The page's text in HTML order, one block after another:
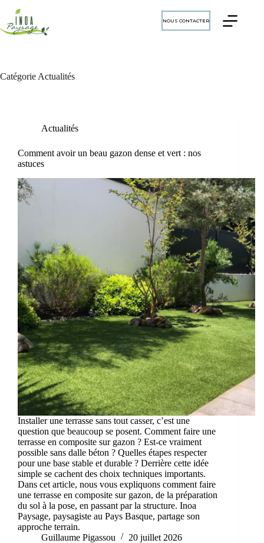
contenu
NOUS CONTACTER
Catégorie Actualités
Actualités
Comment avoir un beau gazon dense et vert : nos
astuces
Installer une terrasse sans tout casser, c’est une
question que beaucoup se posent. Comment faire une
terrasse en composite sur gazon ? Est-ce vraiment
possible sans dalle béton ? Quelles étapes respecter
pour une base stable et durable ? Derrière cette idée
simple se cachent des choix techniques importants.
Dans cet article, nous vous expliquons comment faire
une terrasse en composite sur gazon, de la préparation
du sol à la pose, en passant par la structure. Inoa
Paysage, paysagiste au Pays Basque, partage son
approche terrain.
Guillaume Pigassou
20 juillet 2026